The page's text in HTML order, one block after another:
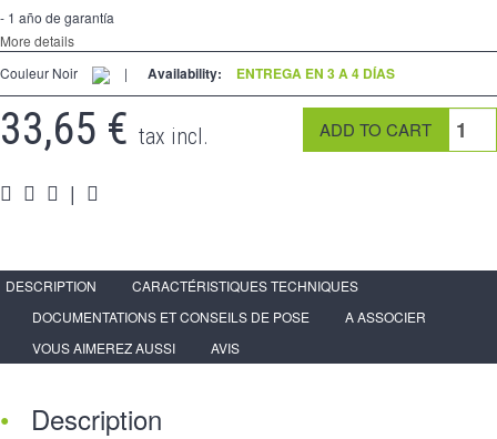
Espace PRO
- 1 año de garantía
More details
Couleur Noir
| Availability: ENTREGA EN 3 A 4 DÍAS
33,65 € tax incl.
|
DESCRIPTION
CARACTÉRISTIQUES TECHNIQUES
DOCUMENTATIONS ET CONSEILS DE POSE
A ASSOCIER
VOUS AIMEREZ AUSSI
AVIS
Description